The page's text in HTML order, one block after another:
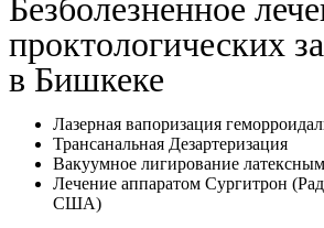
Безболезненное
проктологических
в Бишкеке
Лазерная вапоризация
Трансанальная Дезартеризация
Вакуумное лигирование
Лечение аппаратом Сургитрон
США)